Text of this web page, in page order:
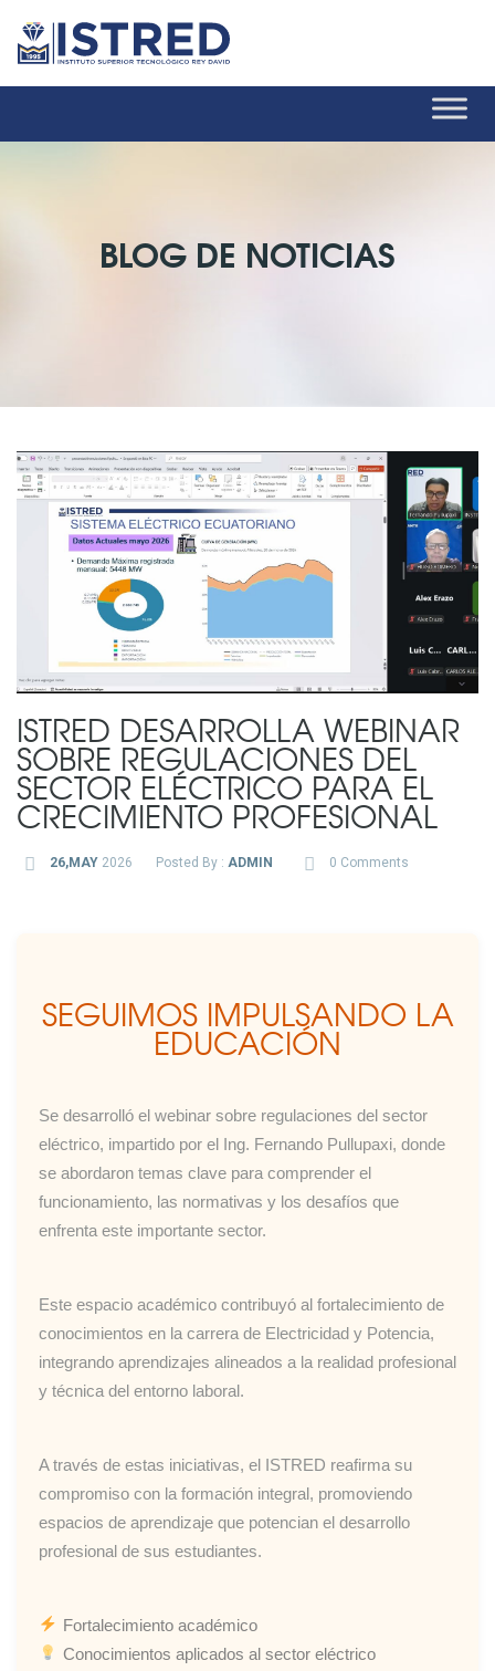
BLOG DE NOTICIAS
ISTRED DESARROLLA WEBINAR
SOBRE REGULACIONES DEL
SECTOR ELÉCTRICO PARA EL
CRECIMIENTO PROFESIONAL
26,MAY2026 Posted By : ADMIN 0 Comments
SEGUIMOS IMPULSANDO LA
EDUCACIÓN
Se desarrolló el webinar sobre regulaciones del sector
eléctrico, impartido por el Ing. Fernando Pullupaxi, donde
se abordaron temas clave para comprender el
funcionamiento, las normativas y los desafíos que
enfrenta este importante sector.
Este espacio académico contribuyó al fortalecimiento de
conocimientos en la carrera de Electricidad y Potencia,
integrando aprendizajes alineados a la realidad profesional
y técnica del entorno laboral.
A través de estas iniciativas, el ISTRED reafirma su
compromiso con la formación integral, promoviendo
espacios de aprendizaje que potencian el desarrollo
profesional de sus estudiantes.
Fortalecimiento académico
Conocimientos aplicados al sector eléctrico